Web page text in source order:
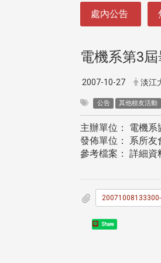
處內公告
電機系第3
2007-10-27 淡江
公告 其他校友活動
主辦單位： 電機系
發佈單位： 系所
參考檔案： 詳細資
Share